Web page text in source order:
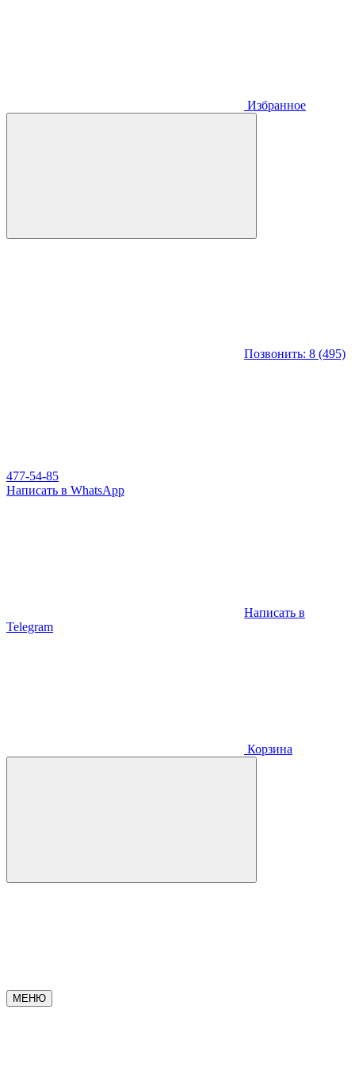
Избранное
Позвонить: 8 (495)
477-54-85
Написать в WhatsApp
Написать в
Telegram
Корзина
МЕНЮ